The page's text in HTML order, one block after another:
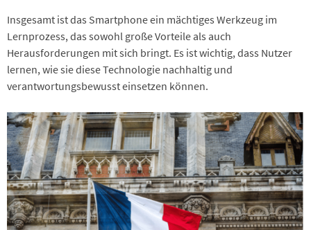
Insgesamt ist das Smartphone ein mächtiges Werkzeug im
Lernprozess, das sowohl große Vorteile als auch
Herausforderungen mit sich bringt. Es ist wichtig, dass Nutzer
lernen, wie sie diese Technologie nachhaltig und
verantwortungsbewusst einsetzen können.